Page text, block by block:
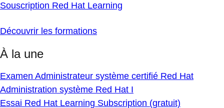
Souscription Red Hat Learning
Découvrir les formations
À la une
Examen Administrateur système certifié Red Hat
Administration système Red Hat I
Essai Red Hat Learning Subscription (gratuit)